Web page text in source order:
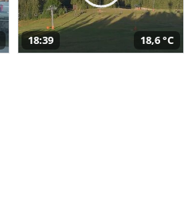
18:39 18,6 °C